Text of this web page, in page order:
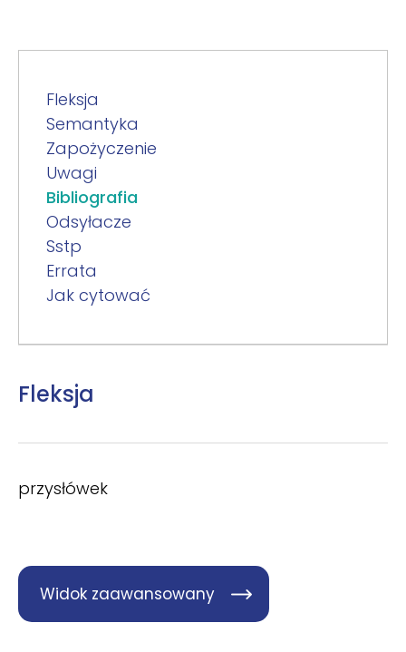
Fleksja
Semantyka
Zapożyczenie
Uwagi
Bibliografia
Odsyłacze
Sstp
Errata
Jak cytować
Fleksja
przysłówek
Widok zaawansowany